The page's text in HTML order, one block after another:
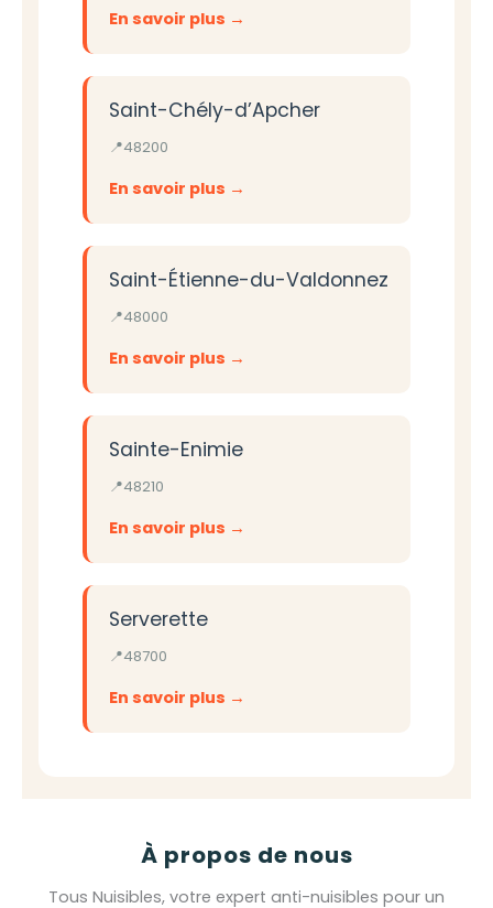
En savoir plus
Saint-Chély-d’Apcher
48200
En savoir plus
Saint-Étienne-du-Valdonnez
48000
En savoir plus
Sainte-Enimie
48210
En savoir plus
Serverette
48700
En savoir plus
À propos de nous
Tous Nuisibles, votre expert anti-nuisibles pour un